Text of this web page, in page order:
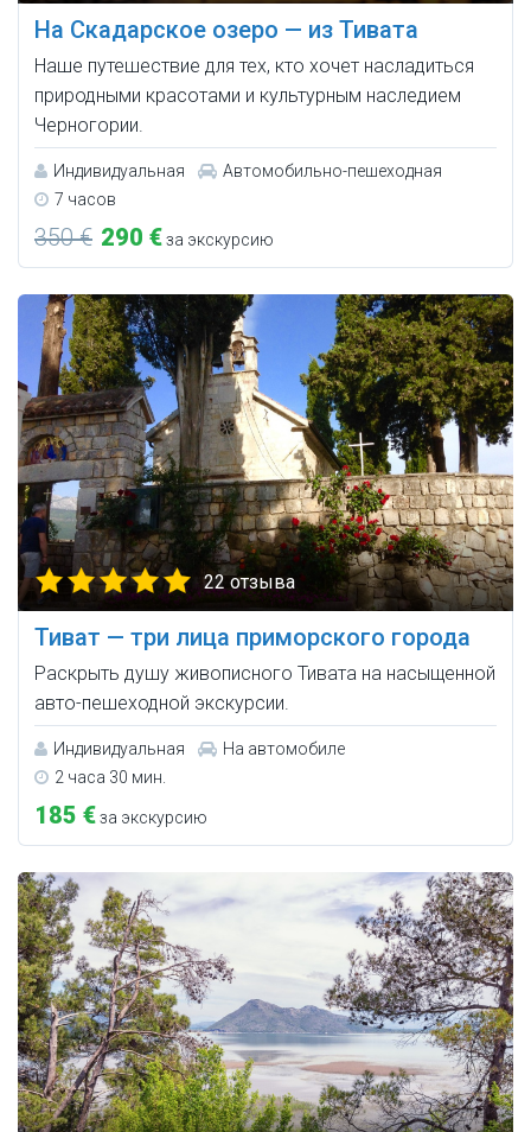
На Скадарское озеро — из Тивата
Наше путешествие для тех, кто хочет насладиться
природными красотами и культурным наследием
Черногории.
Индивидуальная
Автомобильно-пешеходная
7 часов
350 € 290 €за экскурсию
22 отзыва
Тиват — три лица приморского города
Раскрыть душу живописного Тивата на насыщенной
авто-пешеходной экскурсии.
Индивидуальная
На автомобиле
2 часа 30 мин.
185 €за экскурсию